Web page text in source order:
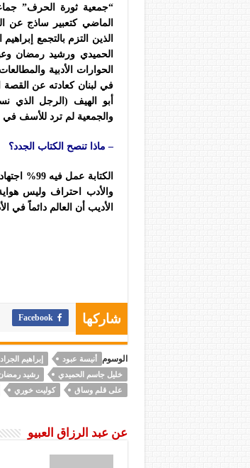
“جمعية ثورة الحرف”
الماضي كتعبير ساذج عن
الذين التزم بالتجمع
الحميدي ورشيد رمضان
الحوارات الأدبية
في لبنان كعادته عن
أبو الهيف (الرجل الذي
والجمعية لم ترد للأسف في
– ماذا تنصح الكتاب الجدد؟
والأدب احتراف وليس
الأديب أن العالم دائماً في
شاركها Facebook
الوسوم أنيسة عبود إبراهيم
خليل جاسم الحميدي
رشيد
على قلم وساق
كوليت خوري
عن عبد الرزاق العبيو